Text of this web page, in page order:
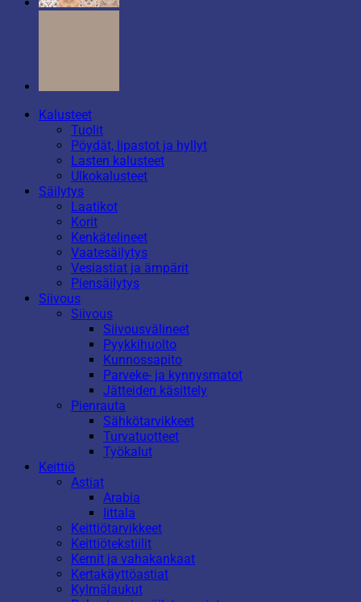
Kalusteet
Tuolit
Pöydät, lipastot ja hyllyt
Lasten kalusteet
Ulkokalusteet
Säilytys
Laatikot
Korit
Kenkätelineet
Vaatesäilytys
Vesiastiat ja ämpärit
Piensäilytys
Siivous
Siivous
Siivousvälineet
Pyykkihuolto
Kunnossapito
Parveke- ja kynnysmatot
Jätteiden käsittely
Pienrauta
Sähkötarvikkeet
Turvatuotteet
Työkalut
Keittiö
Astiat
Arabia
Iittala
Keittiötarvikkeet
Keittiötekstiilit
Kernit ja vahakankaat
Kertakäyttöastiat
Kylmälaukut